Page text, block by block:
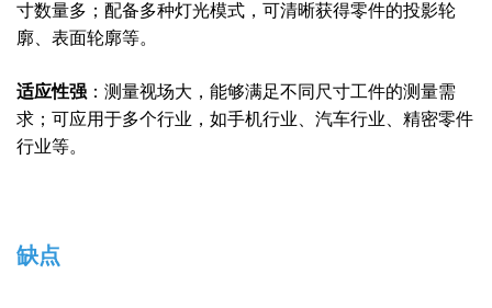
寸数量多； 配备多种灯光模式，可清晰获得零件的投影轮
廓、表面轮廓等。
适应性强 ： 测量视场大，能够满足不同尺寸工件的测量需
求； 可应用于多个行业，如手机行业、汽车行业、精密零件
行业等。
缺点